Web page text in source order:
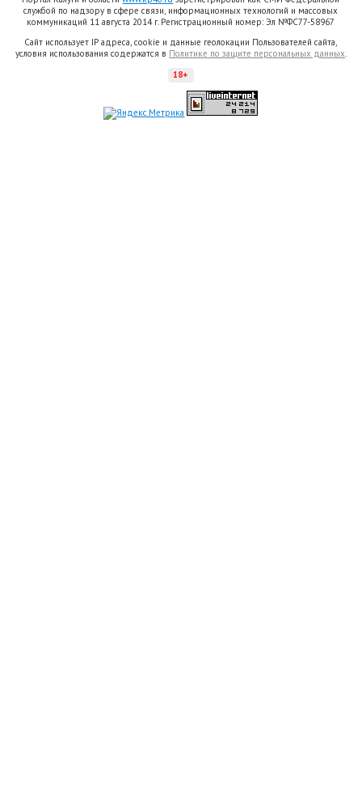
службой по надзору в сфере связи, информационных технологий и массовых
коммуникаций 11 августа 2014 г. Регистрационный номер: Эл №ФС77-58967
Сайт использует IP адреса, cookie и данные геолокации Пользователей сайта,
условия использования содержатся в Политике по защите персональных данных.
18+